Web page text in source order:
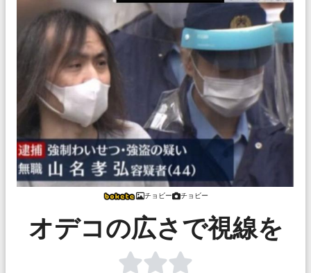
チョビー チョビー
オデコの広さで視線を